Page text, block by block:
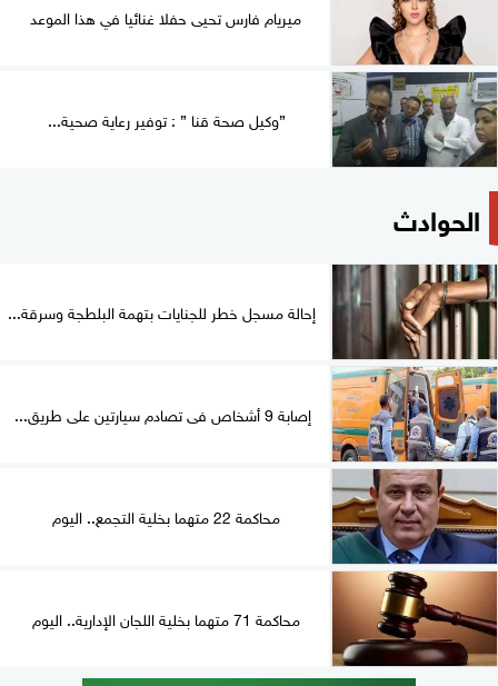
ميريام فارس تحيى حفلا غنائيا في هذا الموعد
”وكيل صحة قنا ” : توفير رعاية صحية...
الحوادث
إحالة مسجل خطر للجنايات بتهمة البلطجة وسرقة...
إصابة 9 أشخاص فى تصادم سيارتين على طريق...
محاكمة 22 متهما بخلية التجمع.. اليوم
محاكمة 71 متهما بخلية اللجان الإدارية.. اليوم